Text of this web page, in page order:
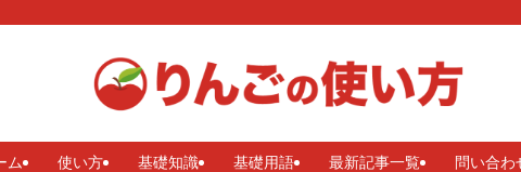
ム 使い方 基礎知識 基礎用語 最新記事一覧 問い合わ